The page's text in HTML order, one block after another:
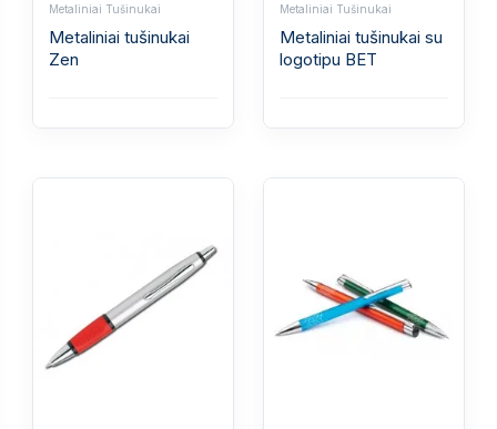
Metaliniai Tušinukai
Metaliniai tušinukai
Zen
Metaliniai Tušinukai
Metaliniai tušinukai su
logotipu BET